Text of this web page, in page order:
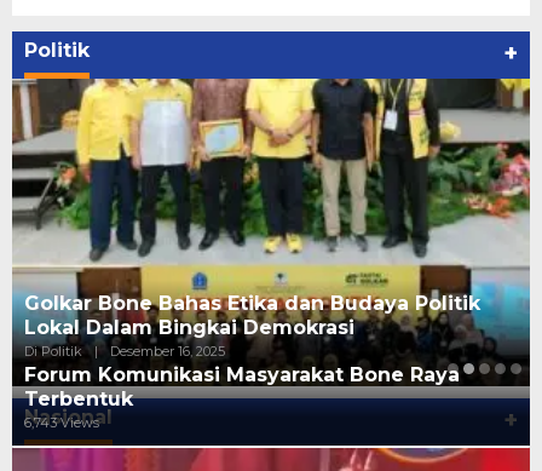
Politik +
Golkar Bone Bahas Etika dan Budaya Politik
Lokal Dalam Bingkai Demokrasi
Di Politik | Desember 16, 2025
Nasional +
Forum Komunikasi Masyarakat Bone Raya
Terbentuk
6,743 Views